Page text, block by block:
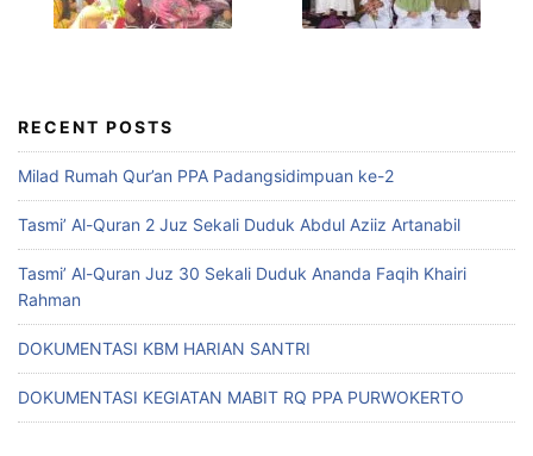
RECENT POSTS
Milad Rumah Qur’an PPA Padangsidimpuan ke-2
Tasmi’ Al-Quran 2 Juz Sekali Duduk Abdul Aziiz Artanabil
Tasmi’ Al-Quran Juz 30 Sekali Duduk Ananda Faqih Khairi
Rahman
DOKUMENTASI KBM HARIAN SANTRI
DOKUMENTASI KEGIATAN MABIT RQ PPA PURWOKERTO